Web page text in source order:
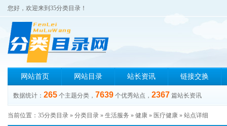
您好，欢迎来到35分类目录！
网站首页 网站目录 站长资讯 链接交换
数据统计： 265 个主题分类， 7639 个优秀站点， 2367 篇站长资讯
当前位置： 35分类目录 » 分类目录 » 生活服务 » 健康 » 医疗健康 » 站点详细